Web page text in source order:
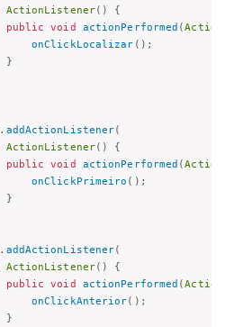
ActionListener( )
{
public void actionPerformed (
onClickLocalizar ( ) ;
}
. addActionListener(
ActionListener( )
{
public void actionPerformed (
onClickPrimeiro ( ) ;
}
. addActionListener(
ActionListener( )
{
public void actionPerformed (
onClickAnterior( ) ;
}